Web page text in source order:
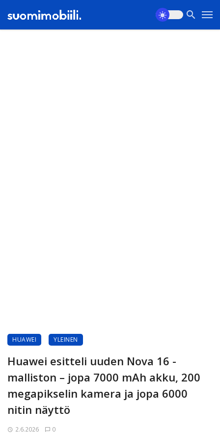
HUAWEI YLEINEN
Huawei esitteli uuden Nova 16 -
malliston – jopa 7000 mAh akku, 200
megapikselin kamera ja jopa 6000
nitin näyttö
2.6.2026 0